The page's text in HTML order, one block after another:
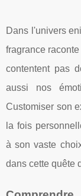
Dans l'univers
fragrance
contentent pas
aussi nos
Customiser son
la fois
à son vaste
dans cette quête